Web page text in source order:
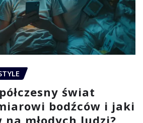
świat
bodźców i jaki
na młodych ludzi?